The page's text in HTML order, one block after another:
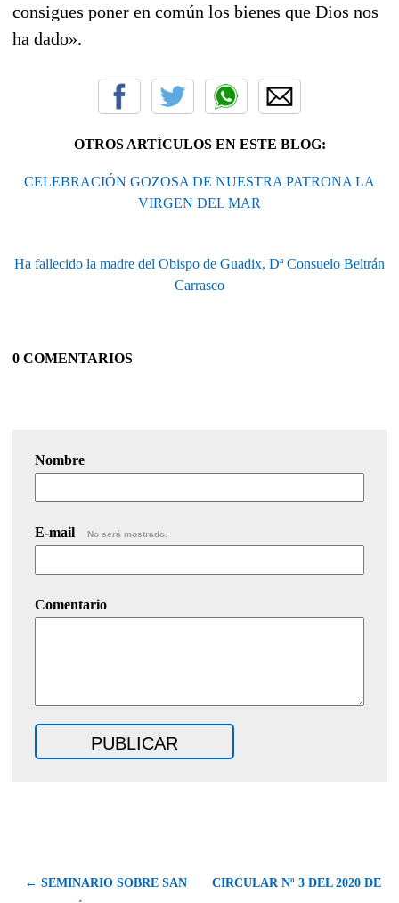
consigues poner en común los bienes que Dios nos
ha dado».
OTROS ARTÍCULOS EN ESTE BLOG:
CELEBRACIÓN GOZOSA DE NUESTRA PATRONA LA
VIRGEN DEL MAR
Ha fallecido la madre del Obispo de Guadix, Dª Consuelo Beltrán
Carrasco
0 COMENTARIOS
Nombre
E-mail No será mostrado.
Comentario
← SEMINARIO SOBRE SAN
CIRCULAR Nº 3 DEL 2020 DE